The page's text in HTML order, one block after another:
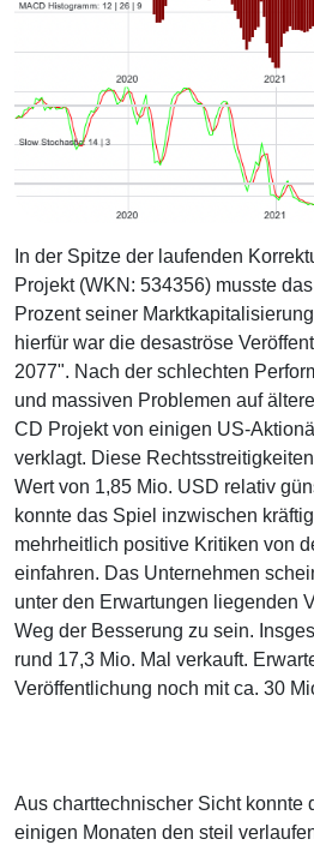
In der Spitze der laufenden
Projekt (WKN: 534356) musste
Prozent seiner
hierfür war die desaströse
2077". Nach der schlechten
und massiven Problemen auf
CD Projekt von einigen US-
verklagt. Diese
Wert von 1,85 Mio. USD relativ
konnte das Spiel inzwischen
mehrheitlich positive Kritiken von
einfahren. Das Unternehmen
unter den Erwartungen liegenden
Weg der Besserung zu sein.
rund 17,3 Mio. Mal verkauft.
Veröffentlichung noch mit ca. 30
Aus charttechnischer Sicht konnte
einigen Monaten den steil